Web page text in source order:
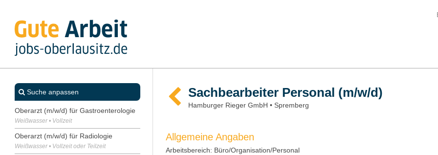
Suche anpassen
Oberarzt (m/w/d) für Gastroenterologie
Weißwasser • Vollzeit
Oberarzt (m/w/d) für Radiologie
Weißwasser • Vollzeit oder Teilzeit
Sachbearbeiter Personal (m/w/d)
Hamburger Rieger GmbH • Spremberg
Allgemeine Angaben
Arbeitsbereich: Büro/Organisation/Personal